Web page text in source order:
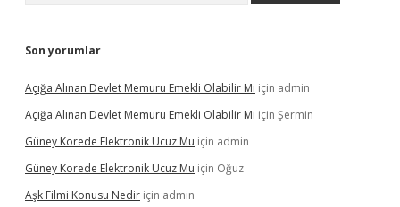
Son yorumlar
Açığa Alınan Devlet Memuru Emekli Olabilir Mi için admin
Açığa Alınan Devlet Memuru Emekli Olabilir Mi için Şermin
Güney Korede Elektronik Ucuz Mu için admin
Güney Korede Elektronik Ucuz Mu için Oğuz
Aşk Filmi Konusu Nedir için admin